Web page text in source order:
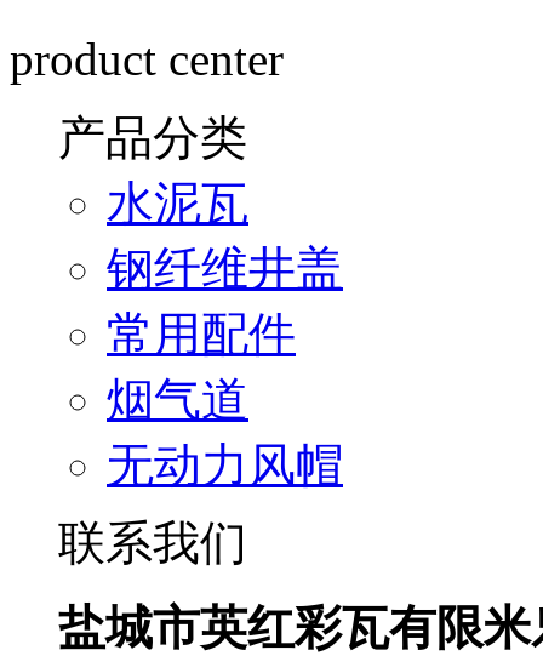
product center
产品分类
水泥瓦
钢纤维井盖
常用配件
烟气道
无动力风帽
联系我们
盐城市英红彩瓦有限